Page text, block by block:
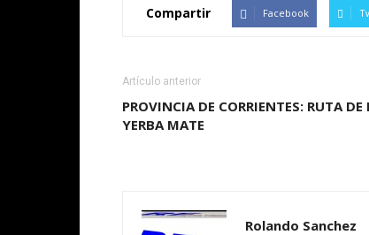
Compartir Facebook
Artículo anterior
PROVINCIA DE CORRIENTES: RUTA DE
YERBA MATE
Rolando Sanchez